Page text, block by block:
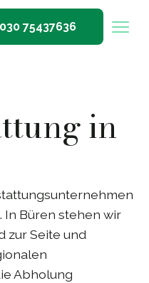
030 75437636
in
In Büren stehen wir
zur Seite und
Abholung